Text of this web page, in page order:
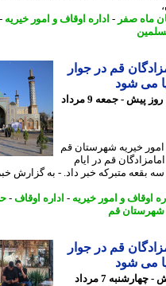
صفر-اداره اوقاف و امور خیریه-
قم در جوار
شود
7 روز پیش - جمعه 9 مرداد
خیریه شهرستان قم
امامزادگان قم در ایام
متبرکه خبر داد. - به گزارش
و امور خیریه- اداره اوقاف-حجت
قم
قم در جوار
شود
9 روز پیش - چهارشنبه 7 مرداد